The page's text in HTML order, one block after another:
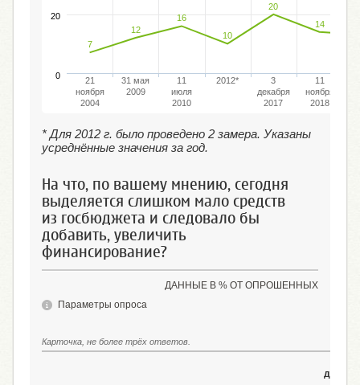
7
12
16
10
20
14
21
ноября
2004
31 мая
2009
11
июля
2010
2012*
3
декабря
2017
11
ноября
2018
0
20
* Для 2012 г. было проведено 2 замера. Указаны
усреднённые значения за год.
На что, по вашему мнению, сегодня
выделяется слишком мало средств
из госбюджета и следовало бы
добавить, увеличить
финансирование?
ДАННЫЕ В % ОТ ОПРОШЕННЫХ
Параметры опроса
Карточка, не более трёх ответов.